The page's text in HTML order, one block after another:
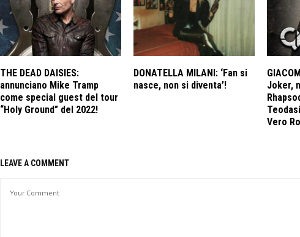
THE DEAD DAISIES:
annunciano Mike Tramp
come special guest del tour
“Holy Ground” del 2022!
DONATELLA MILANI: ‘Fan si
nasce, non si diventa’!
Joker,
Vero
LEAVE A COMMENT